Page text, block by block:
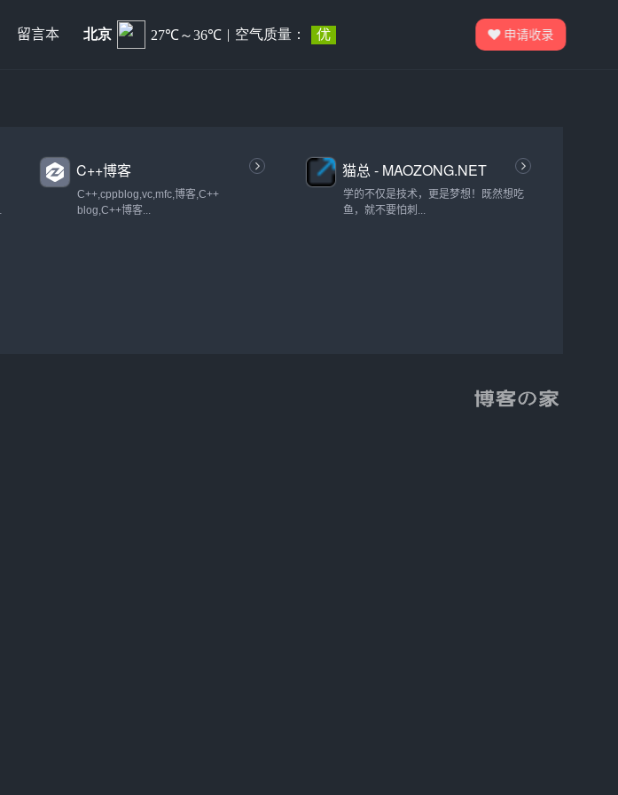
留言本 申请收录
C++博客
C++,cppblog,vc,mfc,博客,C++
blog,C++博客...
猫总 - MAOZONG.NET
学的不仅是技术，更是梦想！既然想吃
鱼，就不要怕刺...